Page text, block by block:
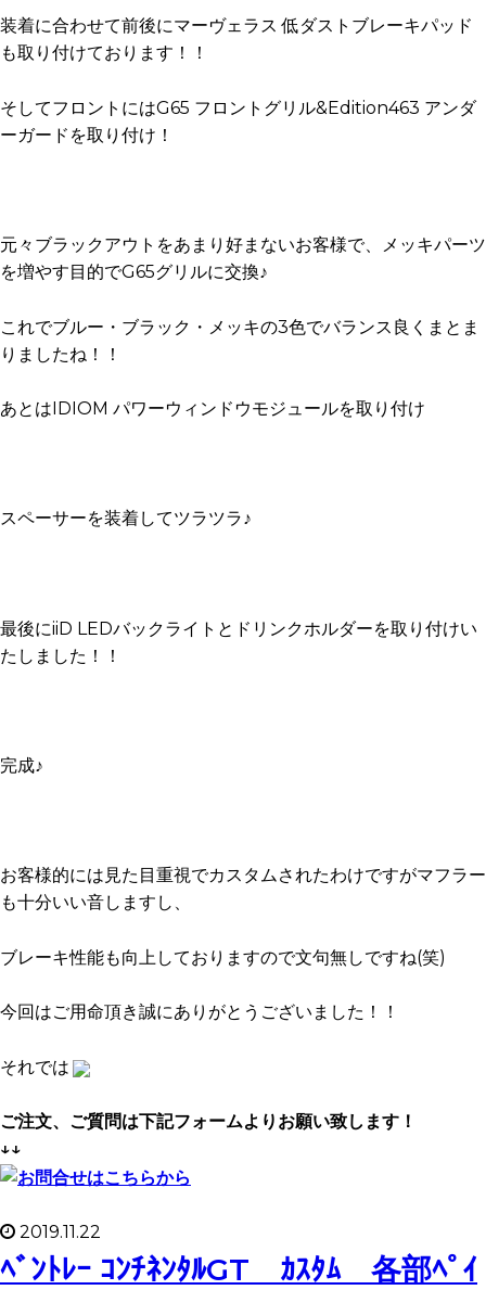
装着に合わせて前後にマーヴェラス 低ダストブレーキパッド
も取り付けております！！
そしてフロントにはG65 フロントグリル&Edition463 アンダ
ーガードを取り付け！
元々ブラックアウトをあまり好まないお客様で、メッキパーツ
を増やす目的でG65グリルに交換♪
これでブルー・ブラック・メッキの3色でバランス良くまとま
りましたね！！
あとはIDIOM パワーウィンドウモジュールを取り付け
スペーサーを装着してツラツラ♪
最後にiiD LEDバックライトとドリンクホルダーを取り付けい
たしました！！
完成♪
お客様的には見た目重視でカスタムされたわけですがマフラー
も十分いい音しますし、
ブレーキ性能も向上しておりますので文句無しですね(笑)
今回はご用命頂き誠にありがとうございました！！
それでは
ご注文、ご質問は下記フォームよりお願い致します！
↓↓
2019.11.22
ﾍﾞﾝﾄﾚｰ ｺﾝﾁﾈﾝﾀﾙGT ｶｽﾀﾑ 各部ﾍﾟｲ